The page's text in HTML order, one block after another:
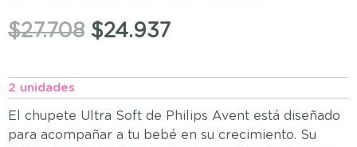
$27.708 $24.937
2 unidades
El chupete Ultra Soft de Philips Avent está diseñado
para acompañar a tu bebé en su crecimiento. Su